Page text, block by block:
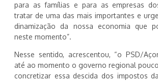
para as famílias e para as empresas
tratar de uma das mais importantes e
dinamização da nossa economia que
neste momento”.
Nesse sentido, acrescentou, “o PSD/
até ao momento o governo regional
concretizar essa descida dos impostos